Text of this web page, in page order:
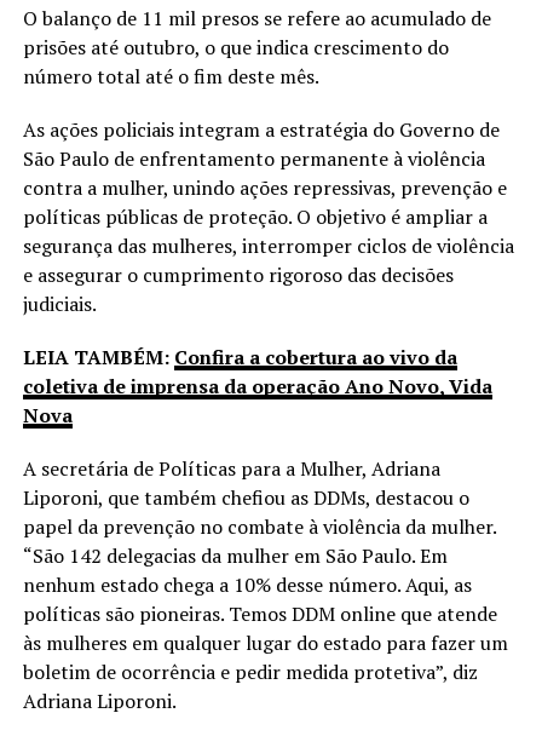
O balanço de 11 mil presos se refere ao acumulado de
prisões até outubro, o que indica crescimento do
número total até o fim deste mês.
As ações policiais integram a estratégia do Governo de
São Paulo de enfrentamento permanente à violência
contra a mulher, unindo ações repressivas, prevenção e
políticas públicas de proteção. O objetivo é ampliar a
segurança das mulheres, interromper ciclos de violência
e assegurar o cumprimento rigoroso das decisões
judiciais.
LEIA TAMBÉM: Confira a cobertura ao vivo da
coletiva de imprensa da operação Ano Novo, Vida
Nova
A secretária de Políticas para a Mulher, Adriana
Liporoni, que também chefiou as DDMs, destacou o
papel da prevenção no combate à violência da mulher.
“São 142 delegacias da mulher em São Paulo. Em
nenhum estado chega a 10% desse número. Aqui, as
políticas são pioneiras. Temos DDM online que atende
às mulheres em qualquer lugar do estado para fazer um
boletim de ocorrência e pedir medida protetiva”, diz
Adriana Liporoni.